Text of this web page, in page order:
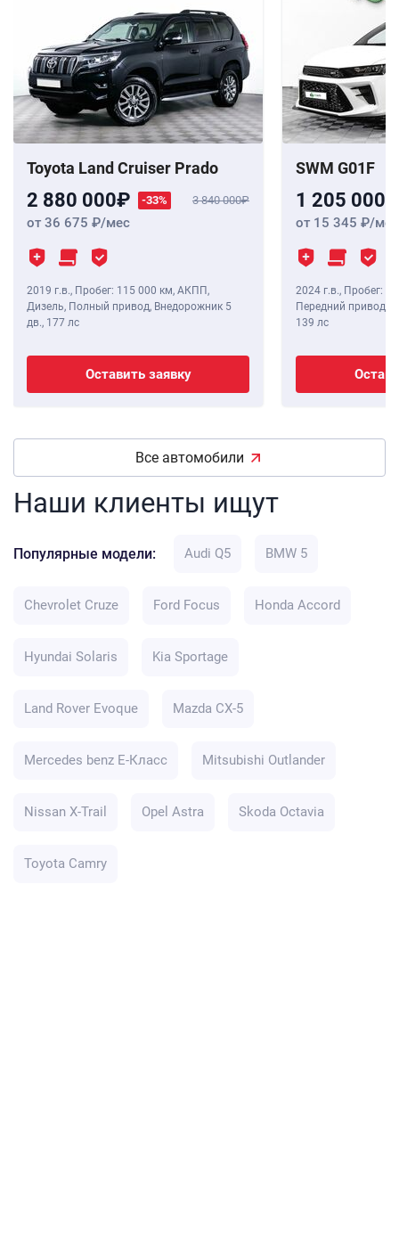
Toyota Land Cruiser Prado
2 880 000 -33% 3 840 000
от 36 675 /мес
2019 г.в., Пробег: 115 000 км, АКПП,
Дизель, Полный привод, Внедорожник 5
дв., 177 лс
Оставить заявку
SWM G01F
1 205 000
от 15 345 /мес
2024 г.в., Пробег: 8
Передний привод,
139 лс
Все автомобили
Наши клиенты ищут
Популярные модели: Audi Q5 BMW 5
Chevrolet Cruze Ford Focus Honda Accord
Hyundai Solaris Kia Sportage
Land Rover Evoque Mazda CX-5
Mercedes benz E-Класс Mitsubishi Outlander
Nissan X-Trail Opel Astra Skoda Octavia
Toyota Camry